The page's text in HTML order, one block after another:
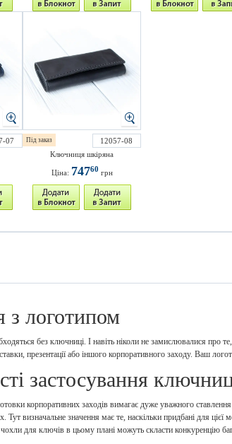
07
Під заказ
12057-08
Ключниця шкіряна
Ціна: 74760 грн
логотипом
без ключниці. І навіть ніколи не замислювалися про
презентації або іншого корпоративного заходу. Ваш
застосування
корпоративних заходів вимагає дуже уважного
Тут визначальне значення має те, наскільки придбані для
для ключів в цьому плані можуть скласти конкуренцію